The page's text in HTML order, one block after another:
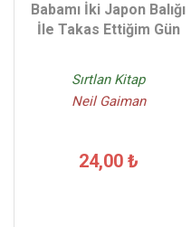
Babamı İki Japon Balığı
İle Takas Ettiğim Gün
Sırtlan Kitap
Neil Gaiman
24,00 ₺